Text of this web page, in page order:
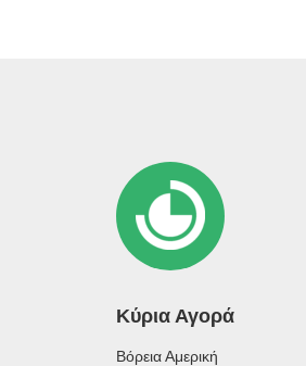
Κύρια Αγορά
Βόρεια Αμερική